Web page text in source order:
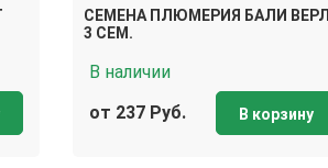
СЕМЕНА ПЛЮМЕРИЯ БАЛИ ВЕРЛ
3 СЕМ.
В наличии
от 237 Руб.
В корзину